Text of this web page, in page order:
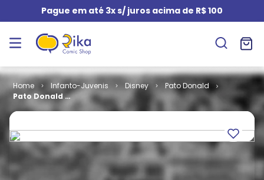
Pague em até 3x s/ juros acima de R$ 100
Infanto-Juvenis Disney
Pato Donald
Pato Donald #
2134